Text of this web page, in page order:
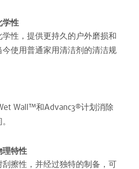
学性
性，提供更持久的户外磨损和
使用普通家用清洁剂的清洁规
Wall™和Advanc3®计划消除
理特性
擦性，并经过独特的制备，可